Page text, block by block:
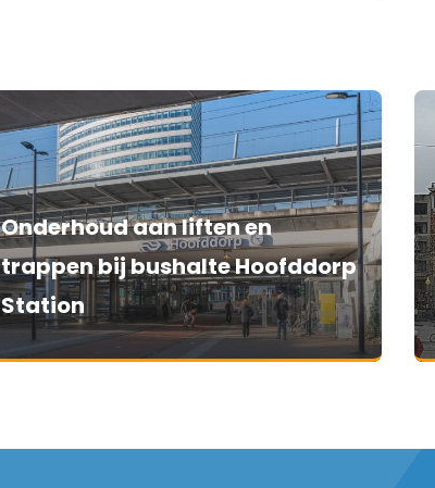
Onderhoud aan liften en
trappen bij bushalte Hoofddorp
Station